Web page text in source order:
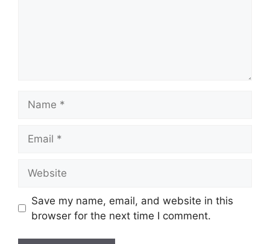
Save my name, email, and website in this
browser for the next time I comment.